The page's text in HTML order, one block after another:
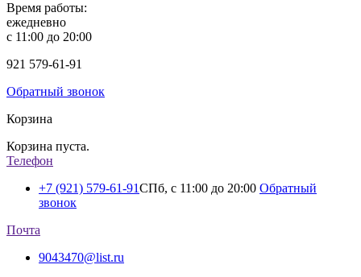
Время работы:
ежедневно
с 11:00 до 20:00
921 579-61-91
Обратный звонок
Корзина
Корзина пуста.
Телефон
+7 (921) 579-61-91СПб, с 11:00 до 20:00 Обратный
звонок
Почта
9043470@list.ru